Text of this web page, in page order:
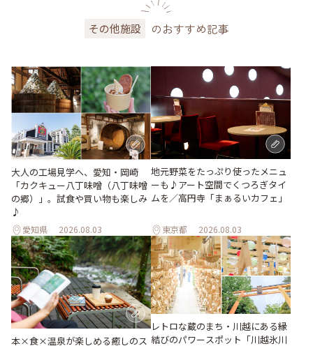
その他施設 のおすすめ記事
大人の工場見学へ、愛知・岡崎
「カクキュー八丁味噌（八丁味噌
の郷）」。試食や買い物も楽しみ
♪
愛知県 2026.08.03
地元野菜をたっぷり使ったメニュ
ーも♪アート空間でくつろぎタイ
ムを／高円寺「まぁるいカフェ」
東京都 2026.08.03
本×食×温泉が楽しめる癒しのス
レトロな蔵のまち・川越にある縁
結びのパワースポット「川越氷川